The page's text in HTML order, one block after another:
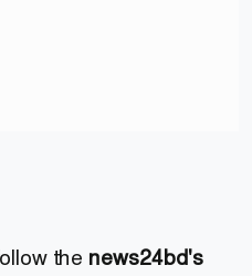
the news24bd's